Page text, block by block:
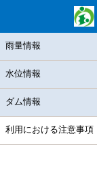
雨量情報
水位情報
ダム情報
利用における注意事項